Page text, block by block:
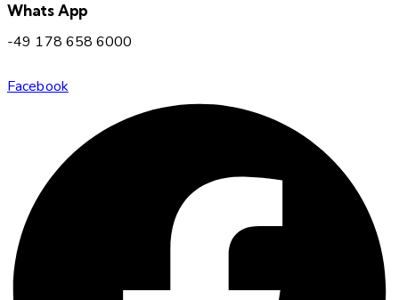
Whats App
-49 178 658 6000
Facebook